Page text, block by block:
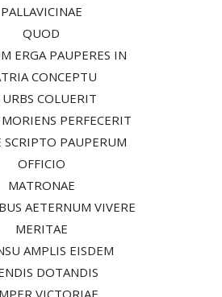
PALLAVICINAE
QUOD
ERGA PAUPERES IN
CONCEPTU
COLUERIT
PERFECERIT
SCRIPTO PAUPERUM
OFFICIO
MATRONAE
AETERNUM VIVERE
MERITAE
AMPLIS EISDEM
DOTANDIS
VICTORIAE